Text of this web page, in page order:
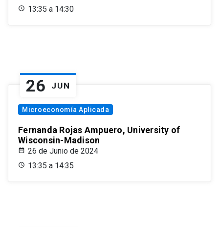
13:35 a 14:30
26 JUN
Microeconomía Aplicada
Fernanda Rojas Ampuero, University of
Wisconsin-Madison
26 de Junio de 2024
13:35 a 14:35